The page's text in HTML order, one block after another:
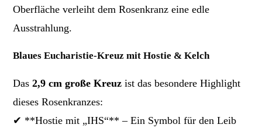
Oberfläche verleiht dem Rosenkranz eine edle
Ausstrahlung.
Blaues Eucharistie-Kreuz mit Hostie & Kelch
Das2,9 cm große Kreuz ist das besondere Highlight
dieses Rosenkranzes:
✔ **Hostie mit „IHS“** – Ein Symbol für den Leib